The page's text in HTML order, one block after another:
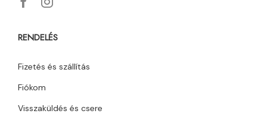
RENDELÉS
Fizetés és szállítás
Fiókom
Visszaküldés és csere